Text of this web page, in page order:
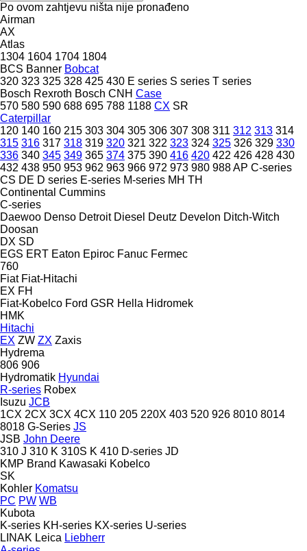
Po ovom zahtjevu ništa nije pronađeno
Airman
AX
Atlas
1304 1604 1704 1804
BCS Banner Bobcat
320 323 325 328 425 430 E series S series T series
Bosch Rexroth Bosch CNH Case
570 580 590 688 695 788 1188 CX SR
Caterpillar
120 140 160 215 303 304 305 306 307 308 311 312 313 314
315 316 317 318 319 320 321 322 323 324 325 326 329 330
336 340 345 349 365 374 375 390 416 420 422 426 428 430
432 438 950 953 962 963 966 972 973 980 988AP C-series
CS DE D series E-series M-series MH TH
Continental Cummins
C-series
Daewoo Denso Detroit Diesel Deutz Develon Ditch-Witch
Doosan
DX SD
EGS ERT Eaton Epiroc Fanuc Fermec
760
Fiat Fiat-Hitachi
EX FH
Fiat-Kobelco Ford GSR Hella Hidromek
HMK
Hitachi
EX ZW ZX Zaxis
Hydrema
806 906
Hydromatik Hyundai
R-series Robex
Isuzu JCB
1CX 2CX 3CX 4CX 110 205 220X 403 520 926 8010 8014
8018 G-Series JS
JSB John Deere
310 J 310 K 310S K 410 D-series JD
KMP Brand Kawasaki Kobelco
SK
Kohler Komatsu
PC PW WB
Kubota
K-series KH-series KX-series U-series
LINAK Leica Liebherr